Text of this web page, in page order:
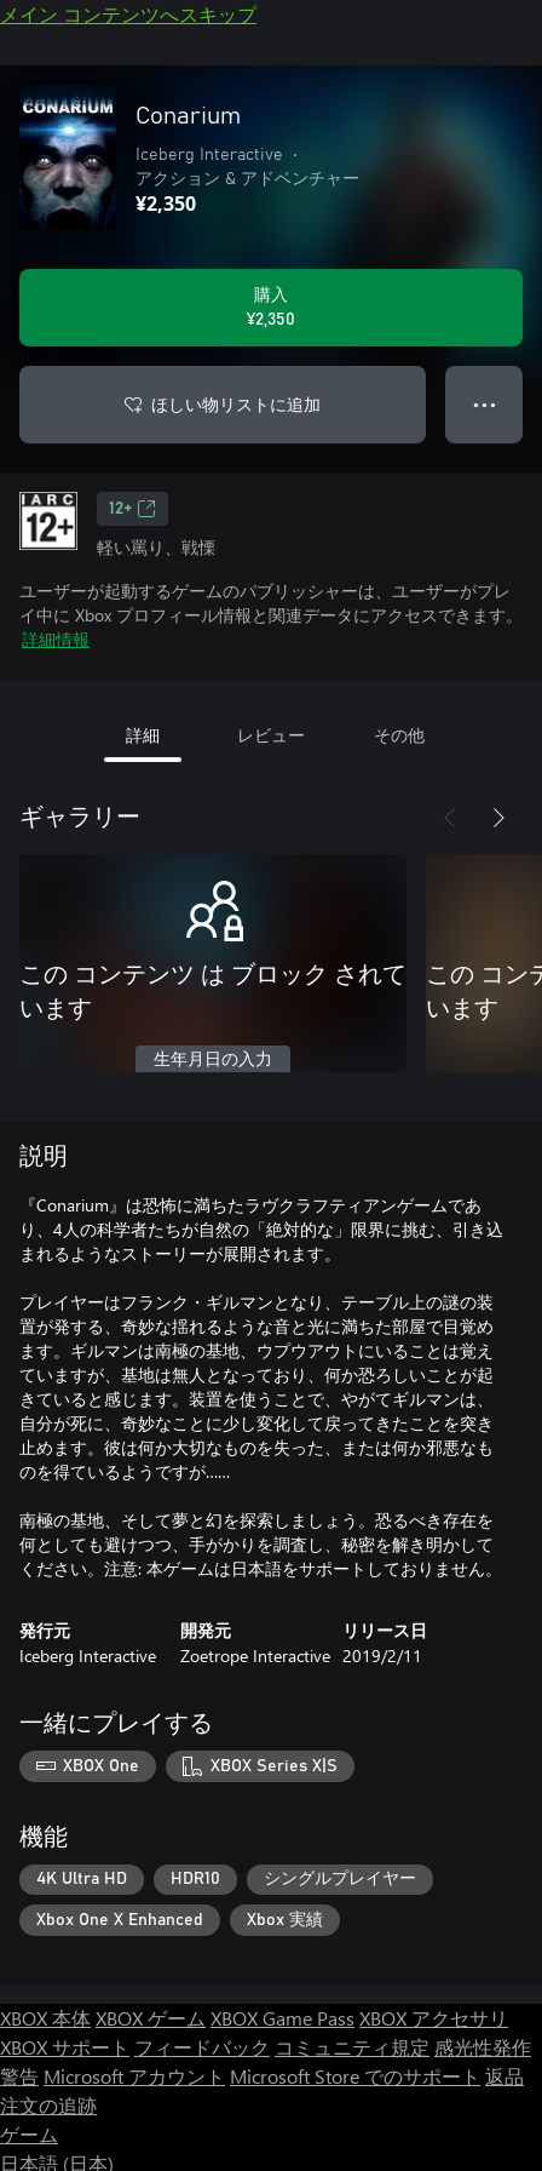
メイン コンテンツへスキップ
Conarium
Iceberg Interactive
•
アクション & アドベンチャー
¥2,350
購入
¥2,350
ほしい物リストに追加 ● ● ●
12+
軽い罵り、戦慄
ユーザーが起動するゲームのパブリッシャーは、ユーザーがプレ
イ中に Xbox プロフィール情報と関連データにアクセスできます。
詳細情報
詳細 レビュー その他
ギャラリー
この コンテンツ は ブロック されて
います
生年月日の入力
この コン
います
説明
『Conarium』は恐怖に満ちたラヴクラフティアンゲームであ
り、4人の科学者たちが自然の「絶対的な」限界に挑む、引き込
まれるようなストーリーが展開されます。
プレイヤーはフランク・ギルマンとなり、テーブル上の謎の装
置が発する、奇妙な揺れるような音と光に満ちた部屋で目覚め
ます。ギルマンは南極の基地、ウプウアウトにいることは覚え
ていますが、基地は無人となっており、何か恐ろしいことが起
きていると感じます。装置を使うことで、やがてギルマンは、
自分が死に、奇妙なことに少し変化して戻ってきたことを突き
止めます。彼は何か大切なものを失った、または何か邪悪なも
のを得ているようですが……
南極の基地、そして夢と幻を探索しましょう。恐るべき存在を
何としても避けつつ、手がかりを調査し、秘密を解き明かして
ください。注意: 本ゲームは日本語をサポートしておりません。
発行元
Iceberg Interactive
開発元
Zoetrope Interactive
リリース日
2019/2/11
一緒にプレイする
XBOX One XBOX Series X|S
機能
4K Ultra HD HDR10 シングルプレイヤー
Xbox One X Enhanced Xbox 実績
XBOX 本体XBOX ゲーム XBOX Game Pass XBOX アクセサリ
XBOX サポート フィードバック コミュニティ規定 感光性発作
警告 Microsoft アカウント Microsoft Store でのサポート 返品
注文の追跡
ゲーム
日本語 (日本)